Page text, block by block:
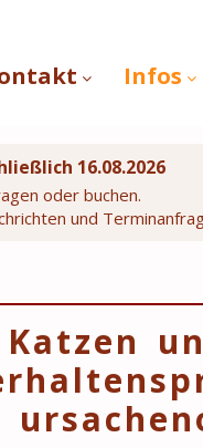
Infos
16.08.2026
oder buchen.
und